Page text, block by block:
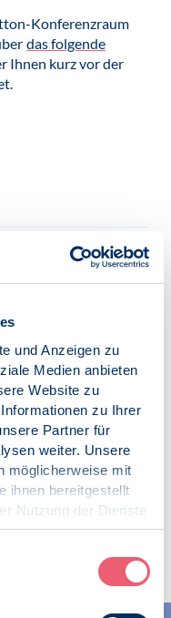
und Anzeigen zu
Medien anbieten
Website zu
zu Ihrer
Partner für
weiter. Unsere
möglicherweise mit
ihnen bereitgestellt
Nutzung der Dienste
Konferenzraum
das folgende
Ihnen kurz vor der